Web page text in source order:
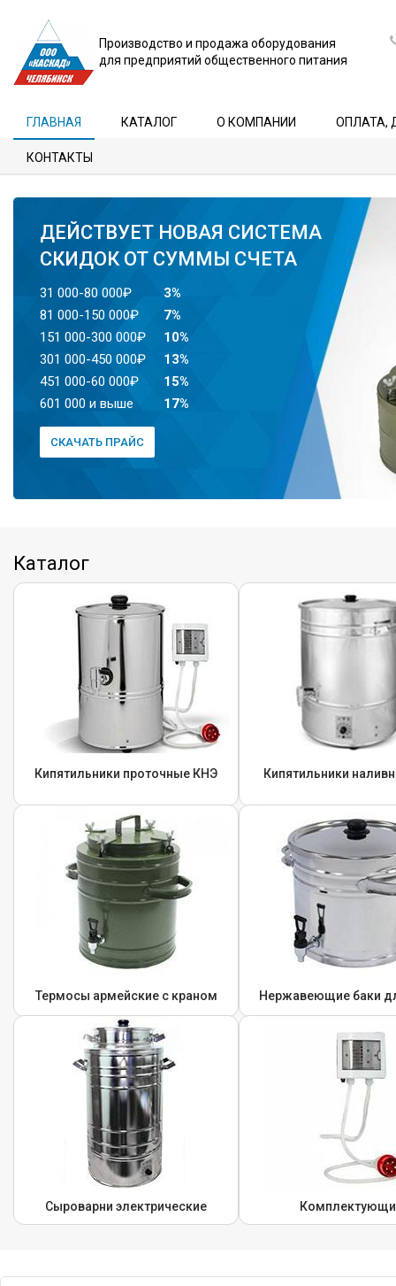
Производство и продажа оборудования
для предприятий общественного питания
ГЛАВНАЯ КАТАЛОГ О КОМПАНИИ ОПЛАТА,
КОНТАКТЫ
ДЕЙСТВУЕТ НОВАЯ СИСТЕМА
СКИДОК ОТ СУММЫ СЧЕТА
31 000-80 000₽
3%
81 000-150 000₽
7%
151 000-300 000₽
10%
301 000-450 000₽
13%
451 000-60 000₽
15%
601 000 и выше
17%
СКАЧАТЬ ПРАЙС
Каталог
Кипятильники проточные КНЭ Кипятильники
Термосы армейские с краном Нержавеющие баки
Сыроварни электрические